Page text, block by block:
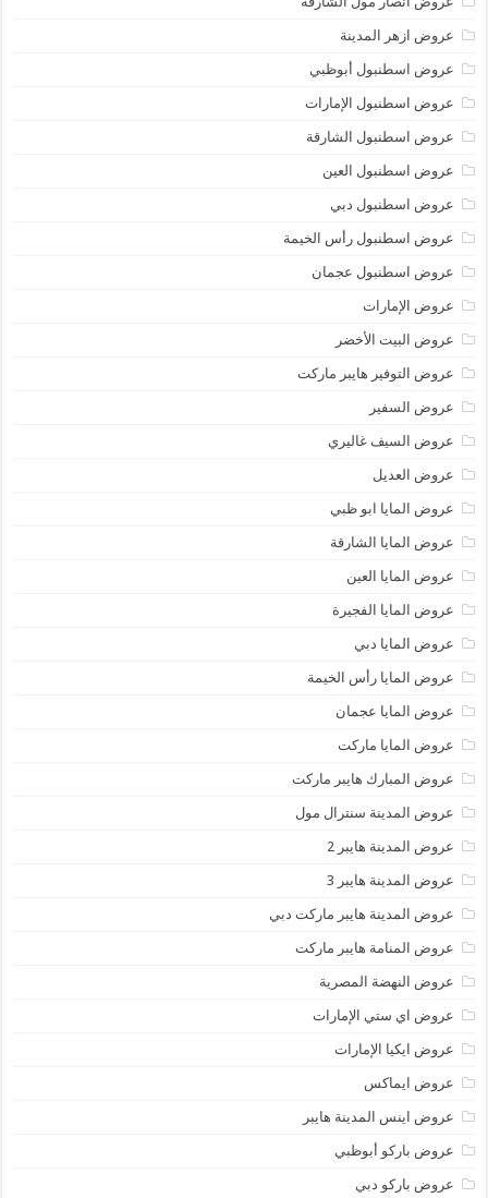
عروض ازهر المدينة
عروض اسطنبول أبوظبي
عروض اسطنبول الإمارات
عروض اسطنبول الشارقة
عروض اسطنبول العين
عروض اسطنبول دبي
عروض اسطنبول رأس الخيمة
عروض اسطنبول عجمان
عروض الإمارات
عروض البيت الأخضر
عروض التوفير هايبر ماركت
عروض السفير
عروض السيف غاليري
عروض العديل
عروض المايا ابو ظبي
عروض المايا الشارقة
عروض المايا العين
عروض المايا الفجيرة
عروض المايا دبي
عروض المايا رأس الخيمة
عروض المايا عجمان
عروض المايا ماركت
عروض المبارك هايبر ماركت
عروض المدينة سنترال مول
عروض المدينة هايبر 2
عروض المدينة هايبر 3
عروض المدينة هايبر ماركت دبي
عروض المنامة هايبر ماركت
عروض النهضة المصرية
عروض اي ستي الإمارات
عروض ايكيا الإمارات
عروض ايماكس
عروض اينس المدينة هايبر
عروض باركو أبوظبي
عروض باركو دبي